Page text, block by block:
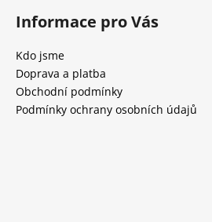
Informace pro Vás
Kdo jsme
Doprava a platba
Obchodní podmínky
Podmínky ochrany osobních údajů